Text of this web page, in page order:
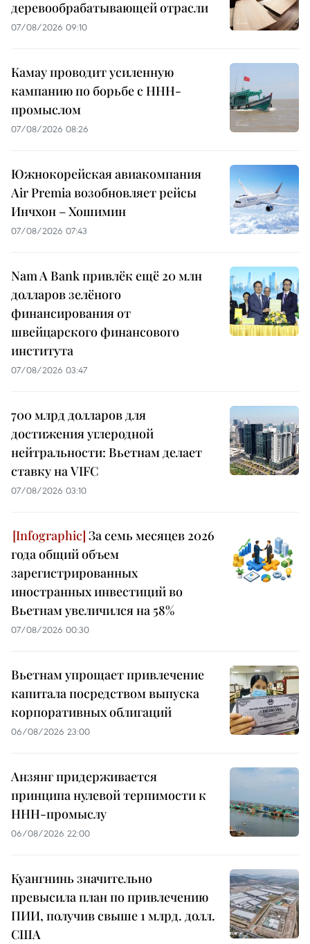
деревообрабатывающей отрасли
07/08/2026 09:10
Камау проводит усиленную
кампанию по борьбе с ННН-
промыслом
07/08/2026 08:26
Южнокорейская авиакомпания
Air Premia возобновляет рейсы
Инчхон – Хошимин
07/08/2026 07:43
Nam A Bank привлёк ещё 20 млн
долларов зелёного
финансирования от
швейцарского финансового
института
07/08/2026 03:47
700 млрд долларов для
достижения углеродной
нейтральности: Вьетнам делает
ставку на VIFC
07/08/2026 03:10
За семь месяцев 2026
года общий объем
зарегистрированных
иностранных инвестиций во
Вьетнам увеличился на 58%
07/08/2026 00:30
Вьетнам упрощает привлечение
капитала посредством выпуска
корпоративных облигаций
06/08/2026 23:00
Анзянг придерживается
принципа нулевой терпимости к
ННН-промыслу
06/08/2026 22:00
Куангнинь значительно
превысила план по привлечению
ПИИ, получив свыше 1 млрд. долл.
США